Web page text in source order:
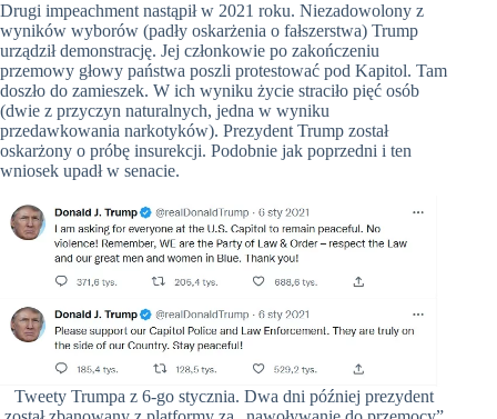
Drugi impeachment nastąpił w 2021 roku. Niezadowolony z
wyników wyborów (padły oskarżenia o fałszerstwa) Trump
urządził demonstrację. Jej członkowie po zakończeniu
przemowy głowy państwa poszli protestować pod Kapitol. Tam
doszło do zamieszek. W ich wyniku życie straciło pięć osób
(dwie z przyczyn naturalnych, jedna w wyniku
przedawkowania narkotyków). Prezydent Trump został
oskarżony o próbę insurekcji. Podobnie jak poprzedni i ten
wniosek upadł w senacie.
Tweety Trumpa z 6-go stycznia. Dwa dni później prezydent